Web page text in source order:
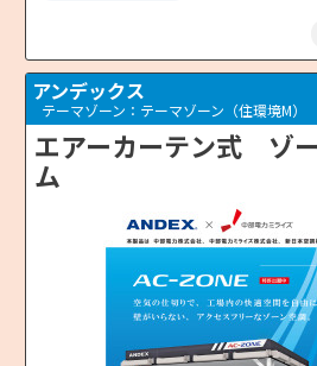
アンデックス
テーマゾーン：テーマゾーン（住環境M）
エアーカーテン式 ゾ
ム